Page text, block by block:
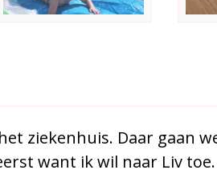
ziekenhuis. Daar gaan
want ik wil naar Liv